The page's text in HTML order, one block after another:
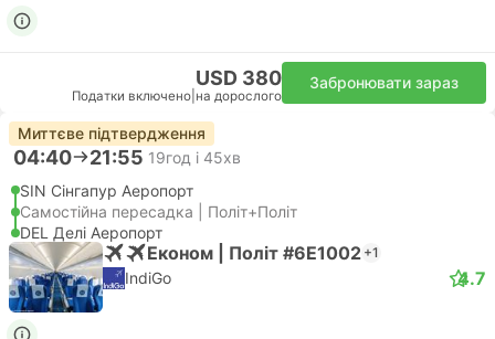
USD 380
Податки включено на дорослого
Забронювати зараз
Миттєве підтвердження
04:40 21:55 19год і 45хв
SIN Сінгапур Аеропорт
Самостійна пересадка | Політ+Політ
DEL Делі Аеропорт
Економ | Політ #6E1002 +1
IndiGo 4.7